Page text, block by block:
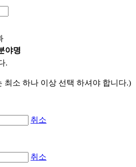
야명
.
최소 하나 이상 선택 하셔야 합니다.)
취소
취소